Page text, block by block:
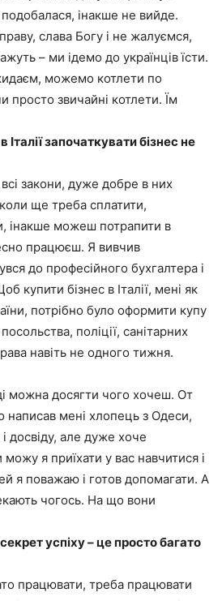
інакше не вийде.
слава Богу і не жалуємся,
– ми ідемо до українців їсти.
можемо котлети по
просто звичайні котлети. Їм
започаткувати бізнес не
закони, дуже добре в них
ще треба сплатити,
інакше можеш потрапити в
працюєш. Я вивчив
до професійного бухгалтера і
купити бізнес в Італії, мені як
потрібно було оформити купу
поліції, санітарних
навіть не одного тижня.
можна досягти чого хочеш. От
мені хлопець з Одеси,
досвіду, але дуже хоче
я приїхати у вас навчитися і
я поважаю і готов допомагати. А
чогось. На що вони
успіху – це просто багато
працювати, треба працювати